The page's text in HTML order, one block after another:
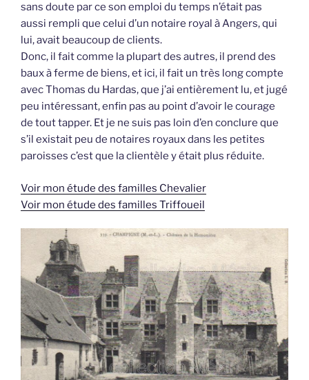
sans doute par ce son emploi du temps n’était pas
aussi rempli que celui d’un notaire royal à Angers, qui
lui, avait beaucoup de clients.
Donc, il fait comme la plupart des autres, il prend des
baux à ferme de biens, et ici, il fait un très long compte
avec Thomas du Hardas, que j’ai entièrement lu, et jugé
peu intéressant, enfin pas au point d’avoir le courage
de tout tapper. Et je ne suis pas loin d’en conclure que
s’il existait peu de notaires royaux dans les petites
paroisses c’est que la clientèle y était plus réduite.
Voir mon étude des familles Chevalier
Voir mon étude des familles Triffoueil